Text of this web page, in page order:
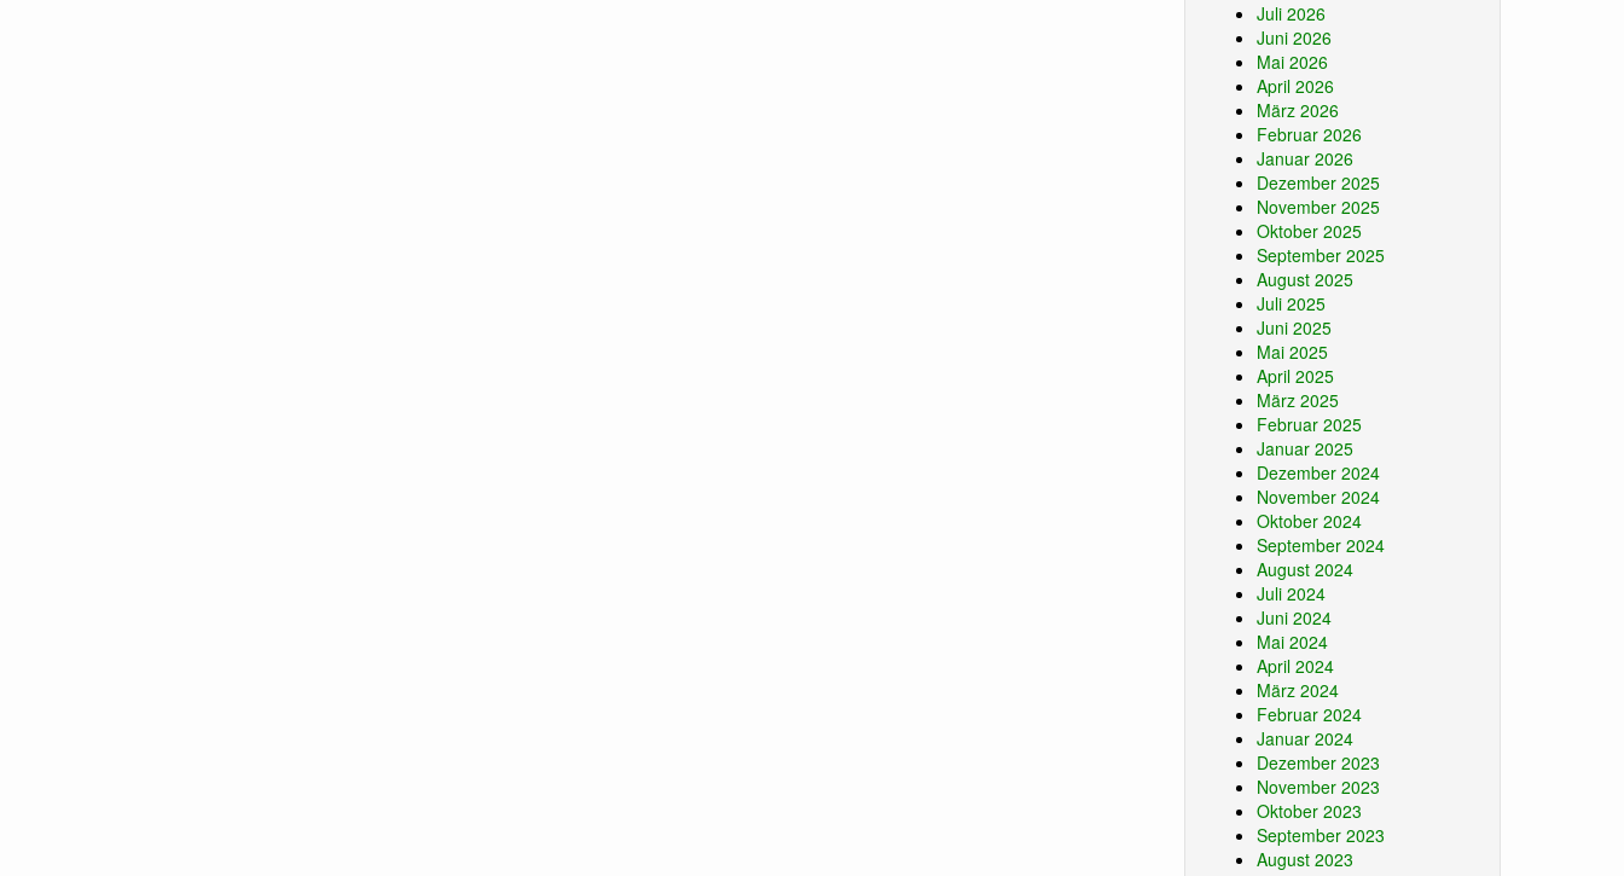
Juli 2026
Juni 2026
Mai 2026
April 2026
März 2026
Februar 2026
Januar 2026
Dezember 2025
November 2025
Oktober 2025
September 2025
August 2025
Juli 2025
Juni 2025
Mai 2025
April 2025
März 2025
Februar 2025
Januar 2025
Dezember 2024
November 2024
Oktober 2024
September 2024
August 2024
Juli 2024
Juni 2024
Mai 2024
April 2024
März 2024
Februar 2024
Januar 2024
Dezember 2023
November 2023
Oktober 2023
September 2023
August 2023